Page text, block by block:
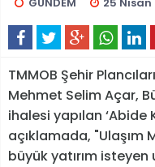
TMMOB Şehir
Mehmet Selim Açar,
ihalesi yapılan ‘Abide
açıklamada, "Ulaşım
büyük yatırım